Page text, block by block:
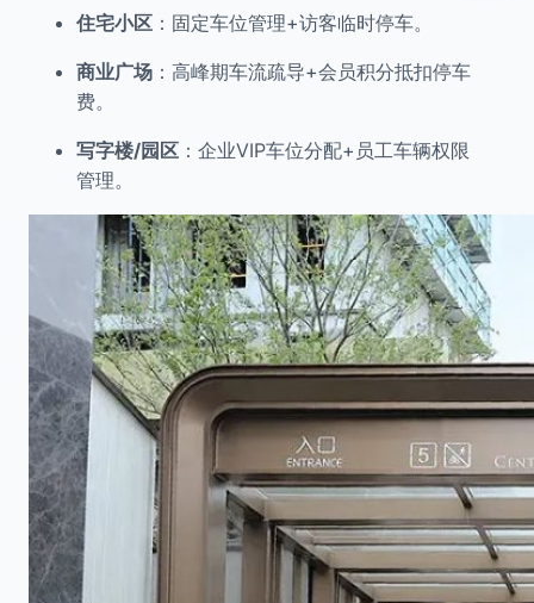
住宅小区 ：固定车位管理+访客临时停车。
商业广场 ：高峰期车流疏导+会员积分抵扣停车
费。
写字楼/园区 ：企业VIP车位分配+员工车辆权限
管理。